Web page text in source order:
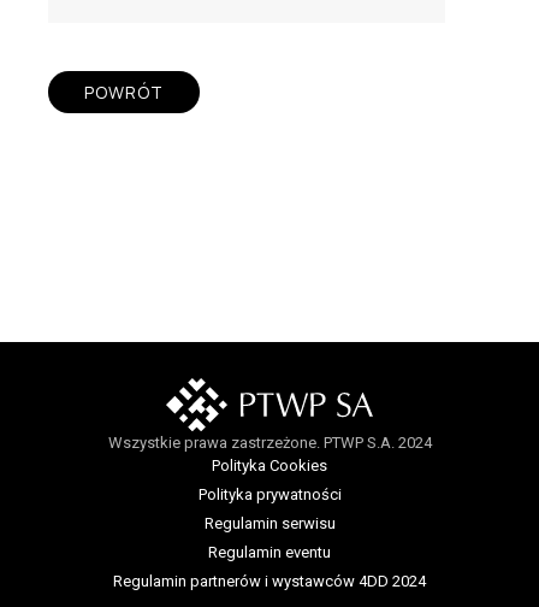
POWRÓT
Wszystkie prawa zastrzeżone. PTWP S.A. 2024
Polityka Cookies
Polityka prywatności
Regulamin serwisu
Regulamin eventu
Regulamin partnerów i wystawców 4DD 2024